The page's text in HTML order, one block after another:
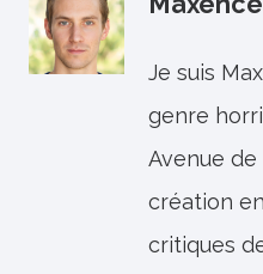
Je suis
genre
Avenue
création
critiques